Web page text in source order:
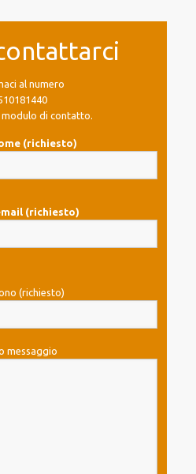
al numero
modulo di contatto.
(richiesto)
(richiesto)
(richiesto)
messaggio